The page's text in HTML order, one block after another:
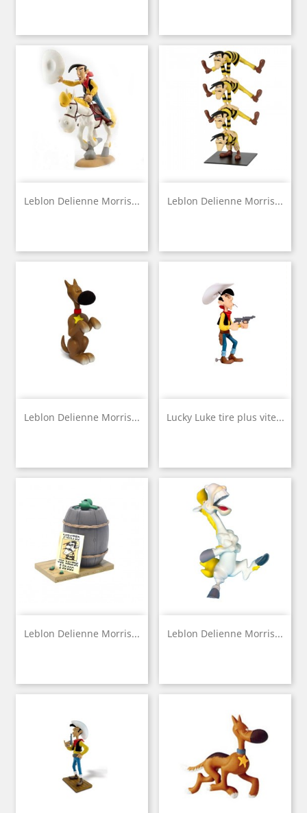
Leblon Delienne Morris... Leblon Delienne Morris...
Leblon Delienne Morris... Lucky Luke tire plus vite...
Leblon Delienne Morris... Leblon Delienne Morris...